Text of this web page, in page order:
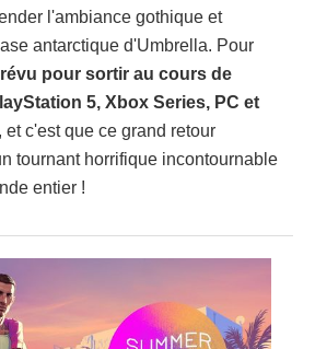
l'ambiance gothique et
antarctique d'Umbrella. Pour
pour sortir au cours de
5, Xbox Series, PC et
, et c'est que ce grand retour
tournant horrifique incontournable
entier !